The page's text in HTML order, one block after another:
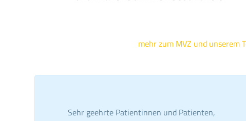
mehr zum MVZ und unserem
Sehr geehrte Patientinnen und Patienten,